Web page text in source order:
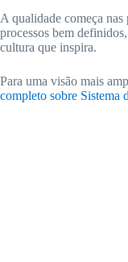
A qualidade começa nas
processos bem
cultura que inspira.
Para uma visão mais
completo sobre Sistema